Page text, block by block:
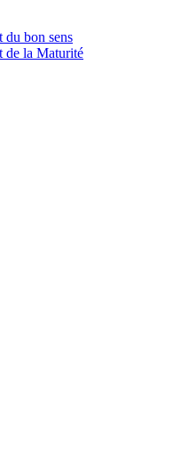
bon sens
de la Maturité